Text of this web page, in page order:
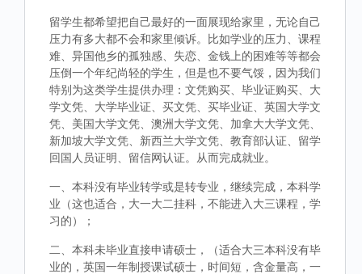
留学生都希望把自己最好的一面展现给家里，无论自己
压力有多大都不会和家里倾诉。比如学业的压力、课程
难、异国他乡的孤独感、失恋、金钱上的困难等等都会
压倒一个年纪尚轻的学生，但是也不要气馁，因为我们
特别为这类学生提供办理：文凭购买、毕业证购买、大
学文凭、大学毕业证、买文凭、买毕业证、英国大学文
凭、美国大学文凭、澳洲大学文凭、加拿大大学文凭、
新加坡大学文凭、新西兰大学文凭、教育部认证、留学
回国人员证明、留信网认证。从而完成就业。
一、本科没有毕业转学或是转专业，继续完成，本科学
业（这也适合，大一大二挂科，不能进入大三课程，学
习的）；
二、本科未毕业直接申请硕士，（适合大三本科没有毕
业的，英国一年制授课试硕士，时间短，含金量高，一